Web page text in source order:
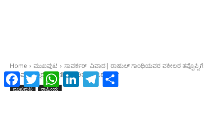
Facebook
TwitterWhatsApp
LinkedInTelegramShare